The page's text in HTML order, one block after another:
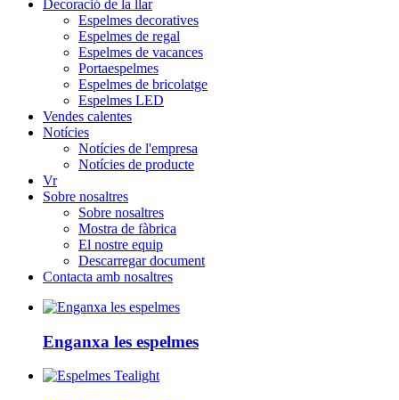
Decoració de la llar
Espelmes decoratives
Espelmes de regal
Espelmes de vacances
Portaespelmes
Espelmes de bricolatge
Espelmes LED
Vendes calentes
Notícies
Notícies de l'empresa
Notícies de producte
Vr
Sobre nosaltres
Sobre nosaltres
Mostra de fàbrica
El nostre equip
Descarregar document
Contacta amb nosaltres
Enganxa les espelmes